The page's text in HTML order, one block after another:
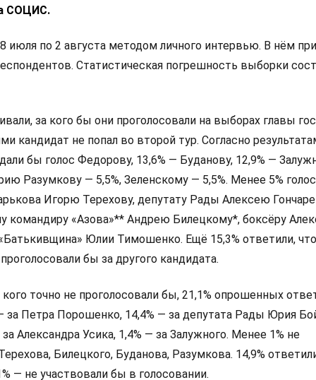
СОЦИС.
июля по 2 августа методом личного интервью. В нём
Статистическая погрешность выборки
за кого бы они проголосовали на выборах главы
кандидат не попал во второй тур. Согласно
бы голос Федорову, 13,6% — Буданову, 12,9% —
Разумкову — 5,5%, Зеленскому — 5,5%. Менее 5%
Игорю Терехову, депутату Рады Алексею
командиру «Азова»** Андрею Билецкому*, боксёру
Юлии Тимошенко. Ещё 15,3% ответили,
бы за другого кандидата.
точно не проголосовали бы, 21,1% опрошенных
за Петра Порошенко, 14,4% — за депутата Рады Юрия
Александра Усика, 1,4% — за Залужного. Менее 1% не
Билецкого, Буданова, Разумкова. 14,9%
— не участвовали бы в голосовании.